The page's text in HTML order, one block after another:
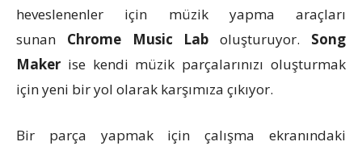
heveslenenler için müzik yapma araçları
sunan Chrome Music Laboluşturuyor. Song
Maker ise kendi müzik parçalarınızı oluşturmak
için yeni bir yol olarak karşımıza çıkıyor.
Bir parça yapmak için çalışma ekranındaki